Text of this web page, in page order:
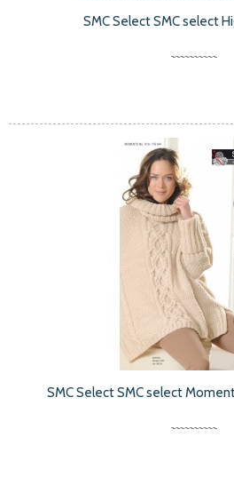
SMC Select SMC select
SMC Select SMC select